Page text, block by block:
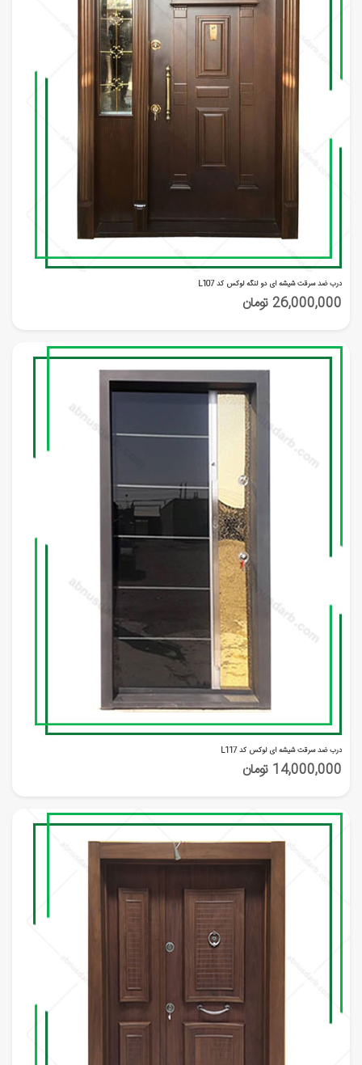
درب ضد سرقت شیشه ای دو لنگه لوکس کد L107
26,000,000 تومان
درب ضد سرقت شیشه ای لوکس کد L117
14,000,000 تومان